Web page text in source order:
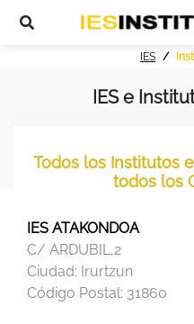
IES
IES e
Todos los Institutos
todos los
IES ATAKONDOA
C/ ARDUBIL,2
Ciudad: Irurtzun
Código Postal: 31860